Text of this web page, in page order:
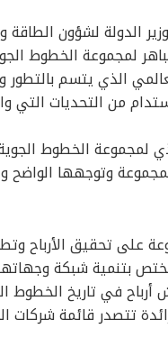
الدولة لشؤون الطاقة
لمجموعة الخطوط
الذي يتسم بالتطور
من التحديات التي
لمجموعة الخطوط
وتوجهها الواضح
تحقيق الأرباح
بتنمية شبكة
في تاريخ الخطوط
تتصدر قائمة شركات